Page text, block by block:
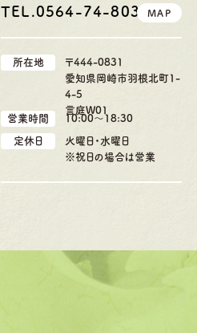
TEL.0564-74-8033MAP
所在地
〒444-0831
愛知県岡崎市羽根北町1-
4-5
言庭W01
営業時間 10:00〜18:30
定休日
火曜日・水曜日
※祝日の場合は営業